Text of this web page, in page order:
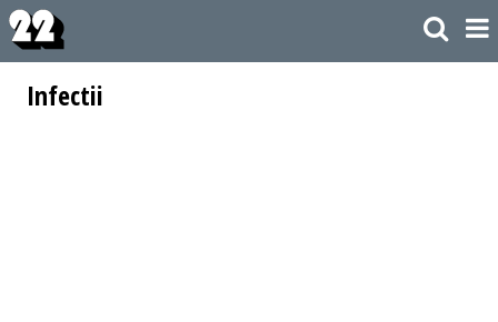
Infectii